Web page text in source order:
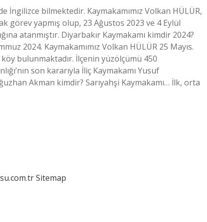
İngilizce bilmektedir. Kaymakamımız Volkan HÜLÜR,
görev yapmış olup, 23 Ağustos 2023 ve 4 Eylül
atanmıştır. Diyarbakır Kaymakamı kimdir 2024?
2024. Kaymakamımız Volkan HÜLÜR 25 Mayıs.
bulunmaktadır. İlçenin yüzölçümü 450
son kararıyla İliç Kaymakamı Yusuf
Akman kimdir? Sarıyahşi Kaymakamı… İlk, orta
Sitemap